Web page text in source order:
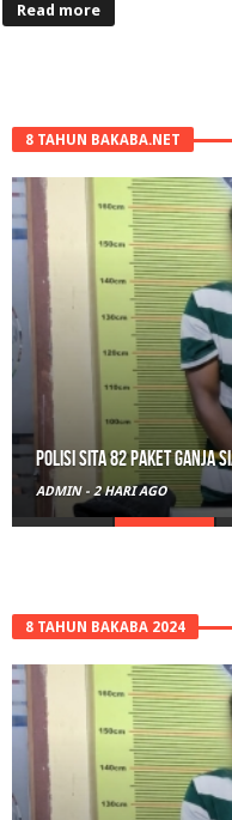
Read more
8 TAHUN BAKABA.NET
Polisi Sita 82 Paket Ganja
ADMIN - 2 HARI AGO
8 TAHUN BAKABA 2024